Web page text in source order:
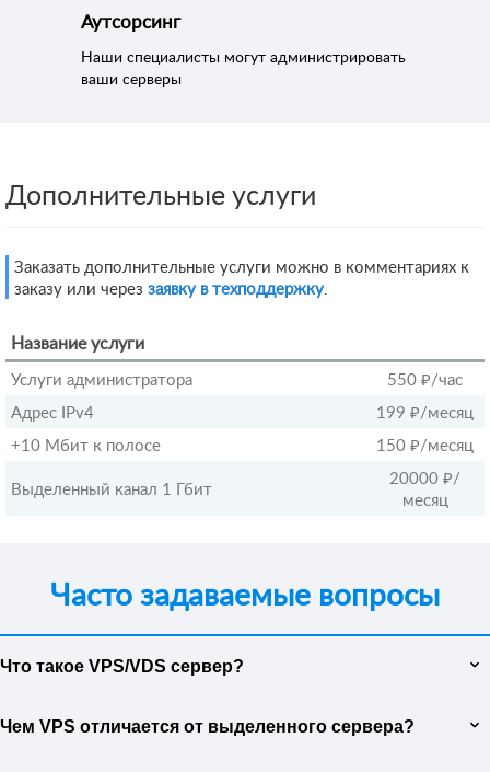
Аутсорсинг
Наши специалисты могут администрировать
ваши серверы
Дополнительные услуги
Заказать дополнительные услуги можно в комментариях к
заказу или через заявку в техподдержку.
Название услуги
Услуги администратора 550 ₽/час
Адрес IPv4
199 ₽/месяц
+10 Мбит к полосе
150 ₽/месяц
Выделенный канал 1 Гбит
20000 ₽/
месяц
Часто задаваемые вопросы
Что такое VPS/VDS сервер?
выделенный сервер) — это виртуальный сервер, который
Чем VPS отличается от выделенного сервера?